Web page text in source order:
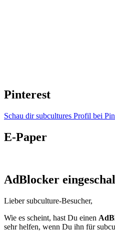
Pinterest
Schau dir subcultures Profil bei
E-Paper
AdBlocker
Lieber subculture-Besucher,
Wie es scheint, hast Du einen
sehr helfen, wenn Du ihn für